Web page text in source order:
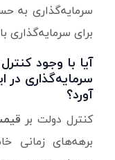
سرمایه‌گذاری به
برای سرمایه‌گذاری
آیا با وجود
سرمایه‌گذاری در
آورد؟
کنترل دولت بر
برهه‌های زمانی